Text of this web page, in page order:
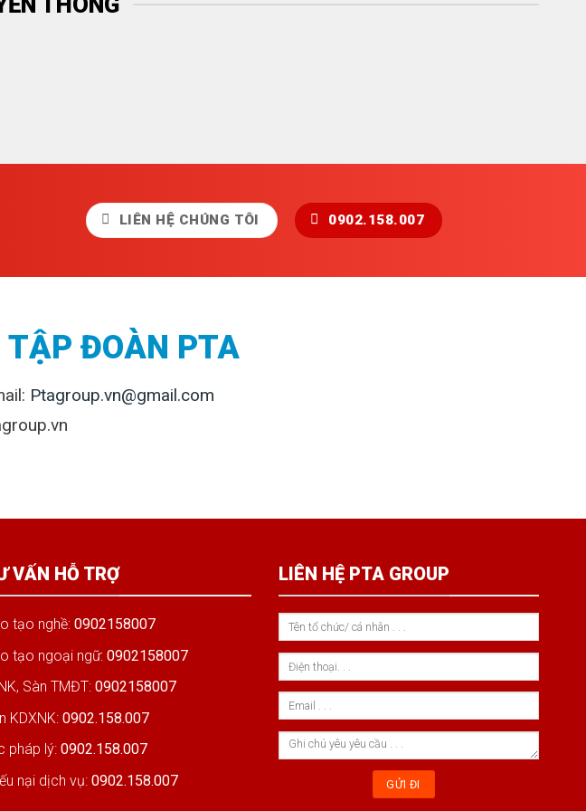
LIÊN HỆ CHÚNG TÔI 0902.158.007
TẬP ĐOÀN PTA
Ptagroup.vn@gmail.com
VẤN HỖ TRỢ
tạo nghề: 0902158007
tạo ngoại ngữ: 0902158007
Sàn TMĐT: 0902158007
KDXNK: 0902.158.007
pháp lý: 0902.158.007
nại dịch vụ: 0902.158.007
LIÊN HỆ PTA GROUP